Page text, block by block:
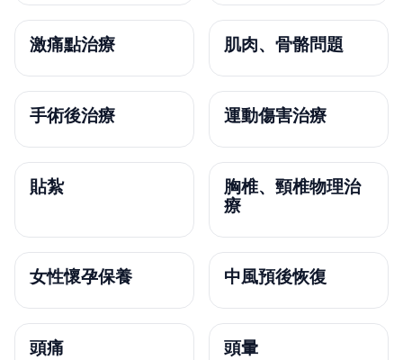
激痛點治療 肌肉、骨骼問題
手術後治療 運動傷害治療
貼紮
胸椎、頸椎物理治
療
女性懷孕保養 中風預後恢復
頭痛 頭暈